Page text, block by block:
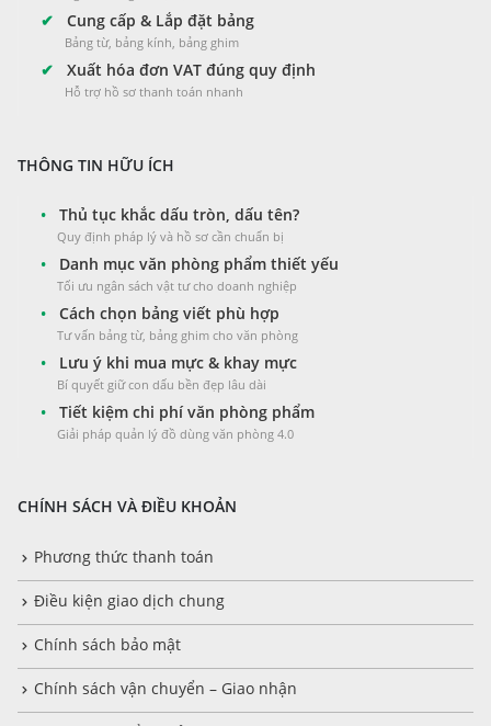
✔ Cung cấp & Lắp đặt bảng
Bảng từ, bảng kính, bảng ghim
✔ Xuất hóa đơn VAT đúng quy định
Hỗ trợ hồ sơ thanh toán nhanh
THÔNG TIN HỮU ÍCH
• Thủ tục khắc dấu tròn, dấu tên?
Quy định pháp lý và hồ sơ cần chuẩn bị
• Danh mục văn phòng phẩm thiết yếu
Tối ưu ngân sách vật tư cho doanh nghiệp
• Cách chọn bảng viết phù hợp
Tư vấn bảng từ, bảng ghim cho văn phòng
• Lưu ý khi mua mực & khay mực
Bí quyết giữ con dấu bền đẹp lâu dài
• Tiết kiệm chi phí văn phòng phẩm
Giải pháp quản lý đồ dùng văn phòng 4.0
CHÍNH SÁCH VÀ ĐIỀU KHOẢN
Phương thức thanh toán
Điều kiện giao dịch chung
Chính sách bảo mật
Chính sách vận chuyển – Giao nhận